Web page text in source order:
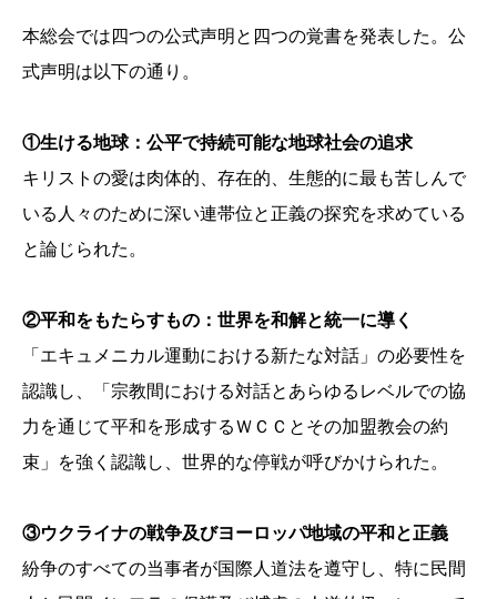
本総会では四つの公式声明と四つの覚書を発表した。公
式声明は以下の通り。
①生ける地球：公平で持続可能な地球社会の追求
キリストの愛は肉体的、存在的、生態的に最も苦しんで
いる人々のために深い連帯位と正義の探究を求めている
と論じられた。
②平和をもたらすもの：世界を和解と統一に導く
「エキュメニカル運動における新たな対話」の必要性を
認識し、「宗教間における対話とあらゆるレベルでの協
力を通じて平和を形成するＷＣＣとその加盟教会の約
束」を強く認識し、世界的な停戦が呼びかけられた。
③ウクライナの戦争及びヨーロッパ地域の平和と正義
紛争のすべての当事者が国際人道法を遵守し、特に民間